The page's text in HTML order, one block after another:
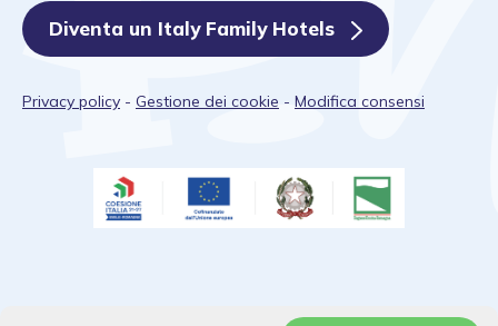
Diventa un Italy Family Hotels
Privacy policy - Gestione dei cookie - Modifica consensi